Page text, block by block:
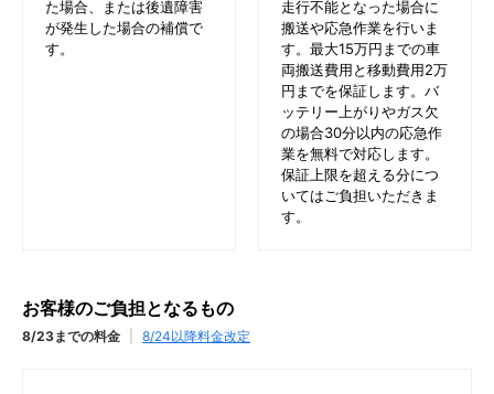
た場合、または後遺障害
が発生した場合の補償で
す。
走行不能となった場合に
搬送や応急作業を行いま
す。最大15万円までの車
両搬送費用と移動費用2万
円までを保証します。バ
ッテリー上がりやガス欠
の場合30分以内の応急作
業を無料で対応します。
保証上限を超える分につ
いてはご負担いただきま
す。
お客様のご負担となるもの
8/23までの料金 8/24以降料金改定